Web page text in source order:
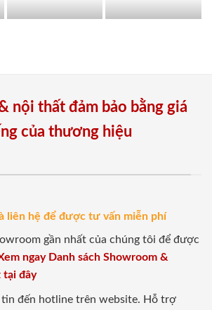
nội thất đảm bảo bằng giá
của thương hiệu
liên hệ để được tư vấn miễn phí
gần nhất của chúng tôi để được
ngay Danh sách Showroom &
tại đây
đến hotline trên website. Hỗ trợ